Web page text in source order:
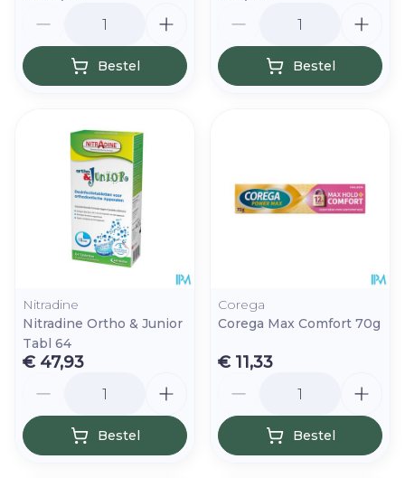
Bestel Bestel
Nitradine
Nitradine Ortho & Junior
Tabl 64
€ 47,93
Bestel
Corega
Corega Max Comfort 70g
€ 11,33
Bestel